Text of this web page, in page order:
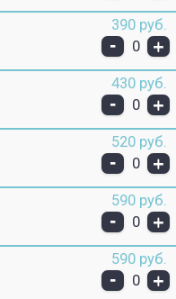
390 руб.
- 0 +
430 руб.
- 0 +
520 руб.
- 0 +
590 руб.
- 0 +
590 руб.
- 0 +